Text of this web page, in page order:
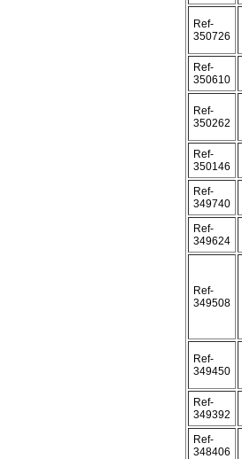
Ref-
350726
Ref-
350610
Ref-
350262
Ref-
350146
Ref-
349740
Ref-
349624
Ref-
349508
Ref-
349450
Ref-
349392
Ref-
348406